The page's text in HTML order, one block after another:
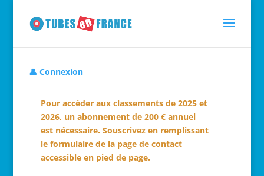
👤 Connexion
Pour accéder aux classements de 2025 et
2026, un abonnement de 200 € annuel
est nécessaire. Souscrivez en remplissant
le formulaire de la page de contact
accessible en pied de page.